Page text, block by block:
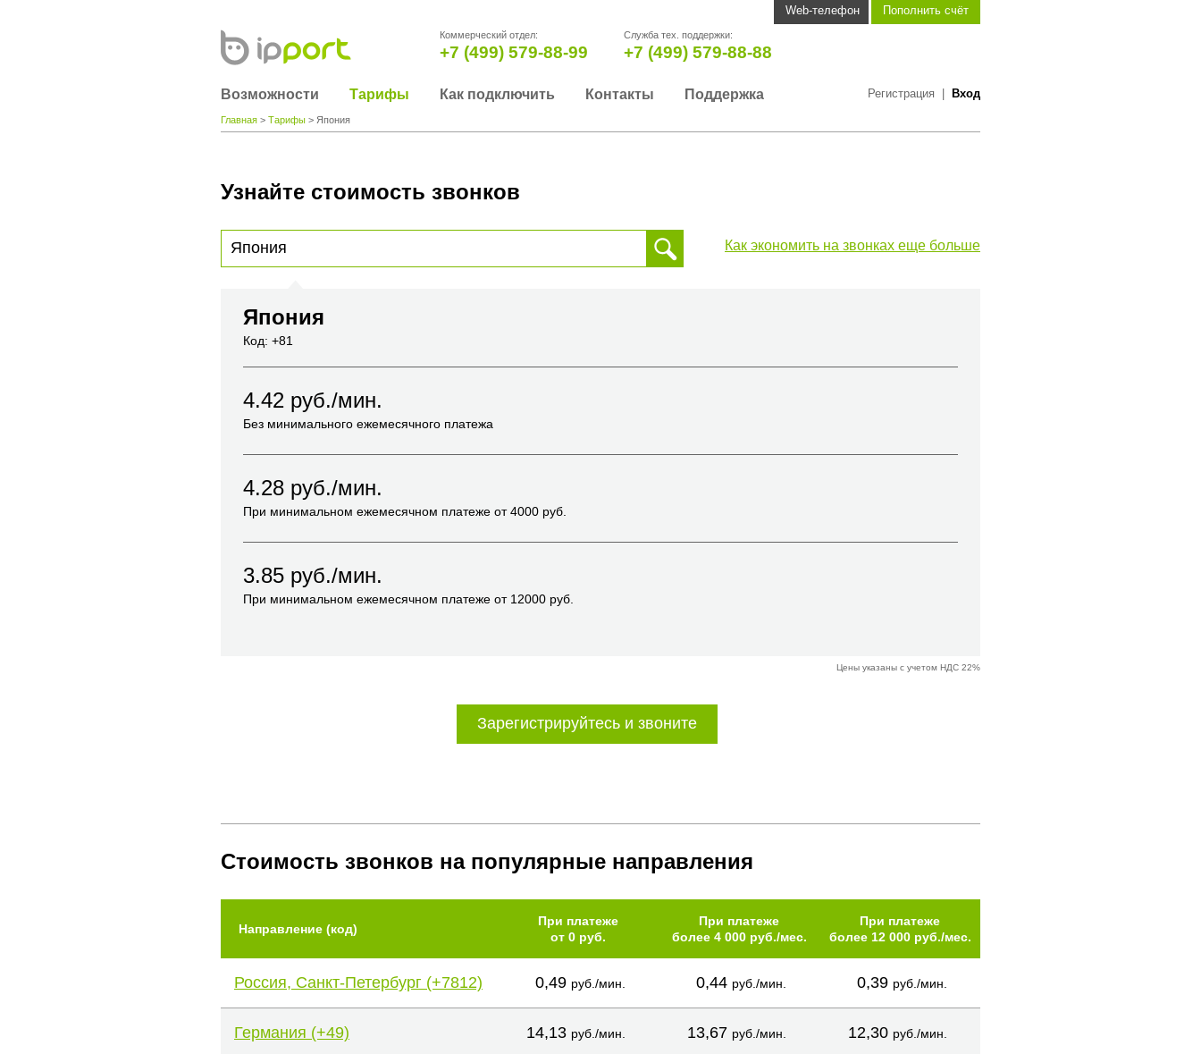
Web-телефон Пополнить счёт
Коммерческий отдел:
+7 (499) 579-88-99
Служба тех. поддержки:
+7 (499) 579-88-88
Регистрация Вход
Возможности Тарифы Как подключить Контакты Поддержка
Главная > Тарифы > Япония
Как экономить на звонках еще больше
Узнайте стоимость звонков
Япония
Код: +81
4.42 руб./мин.
Без минимального ежемесячного платежа
4.28 руб./мин.
При минимальном ежемесячном платеже от4000 руб.
3.85 руб./мин.
При минимальном ежемесячном платеже от 12000 руб.
Цены указаны с учетом НДС 22%
Зарегистрируйтесь и звоните
Стоимость звонков на популярные направления
Направление (код)
При платеже
от 0 руб.
При платеже
более 4 000 руб./мес.
При платеже
более 12 000 руб./мес.
Россия, Санкт-Петербург (+7812) 0,49 руб./мин. 0,44 руб./мин. 0,39 руб./мин.
Германия (+49) 14,13 руб./мин. 13,67 руб./мин. 12,30 руб./мин.